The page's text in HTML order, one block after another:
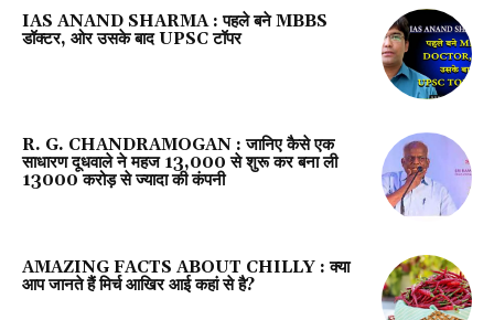
IAS ANAND SHARMA : पहले बने MBBS
डॉक्टर, ओर उसके बाद UPSC टॉपर
R. G. CHANDRAMOGAN : जानिए कैसे एक
साधारण दूधवाले ने महज ₹13,000 से शुरू कर बना ली
13000 करोड़ से ज्यादा की कंपनी
AMAZING FACTS ABOUT CHILLY : क्या
आप जानते हैं मिर्च आखिर आई कहां से है?